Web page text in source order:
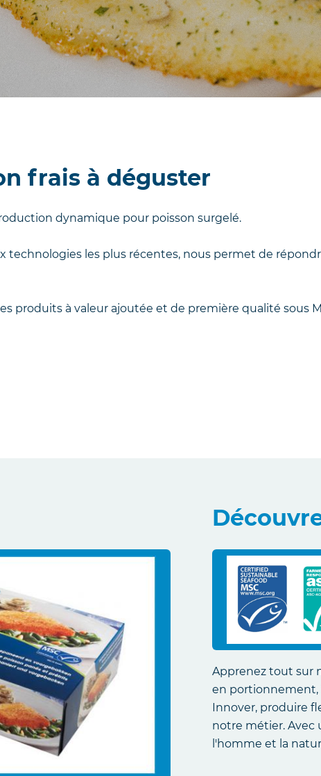
frais à déguster
dynamique pour poisson surgelé.
technologies les plus récentes, nous permet de
produits à valeur ajoutée et de première qualité sous
Apprenez tout sur
en portionnement,
Innover, produire
notre métier. Avec
l'homme et la